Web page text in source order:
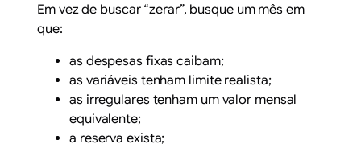
Em vez de buscar “zerar”, busque um mês em
que:
as despesas fixas caibam;
as variáveis tenham limite realista;
as irregulares tenham um valor mensal
equivalente;
a reserva exista;